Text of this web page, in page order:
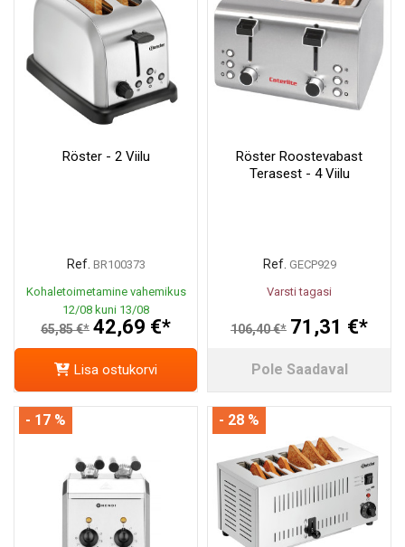
Röster - 2 Viilu
Ref. BR100373
Kohaletoimetamine vahemikus
12/08 kuni 13/08
65,85 €* 42,69 €*
Lisa ostukorvi
Röster Roostevabast
Terasest - 4 Viilu
Ref. GECP929
Varsti tagasi
106,40 €* 71,31 €*
Pole Saadaval
- 17 % - 28 %